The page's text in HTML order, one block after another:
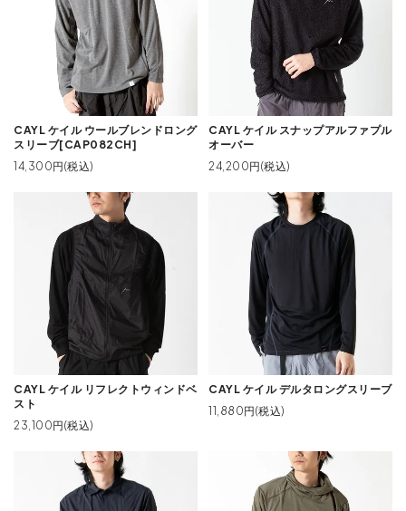
CAYL ケイル ウールブレンドロング
スリーブ[CAP082CH]
14,300円(税込)
CAYL ケイル スナップアルファプル
オーバー
24,200円(税込)
CAYL ケイル リフレクトウィンドベ
スト
23,100円(税込)
CAYL ケイル デルタロングスリーブ
11,880円(税込)